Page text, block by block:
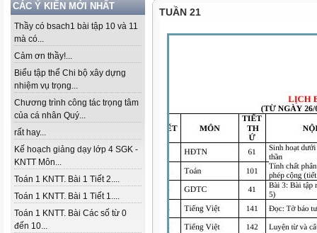
CÁC Ý KIẾN MỚI NHẤT
Thầy có bsach1 bài tập 10 và 11
mà có...
Cảm ơn thầy!...
Biểu tập thể Chi bộ xây dựng
nhiệm vụ trọng...
Chương trình công tác trọng tâm
của cá nhân Quý...
rất hay...
Kế hoạch giảng dạy lớp 4 SGK -
KNTT Môn...
Toán 1 KNTT. Bài 1 Tiết 2....
Toán 1 KNTT. Bài 1 Tiết 1....
Toán 1 KNTT. Bài Các số từ 0
đến 10...
TUẦN 21